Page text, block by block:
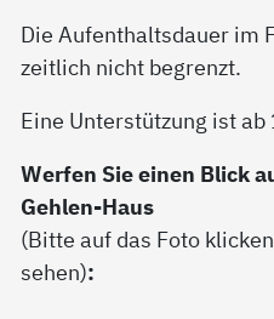
Die Aufenthaltsdauer im
zeitlich nicht begrenzt.
Eine Unterstützung ist
Werfen Sie einen Blick
Gehlen-Haus
(Bitte auf das Foto
sehen):